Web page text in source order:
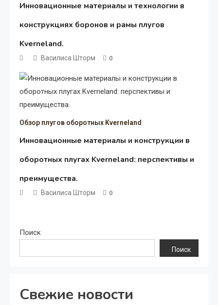
Инновационные материалы и технологии в
конструкциях боронов и рамы плугов
Kverneland.
Василиса Шторм 0
Обзор плугов оборотных Kverneland
Инновационные материалы и конструкции в
оборотных плугах Kverneland: перспективы и
преимущества.
Василиса Шторм 0
Поиск
Поиск
Свежие новости